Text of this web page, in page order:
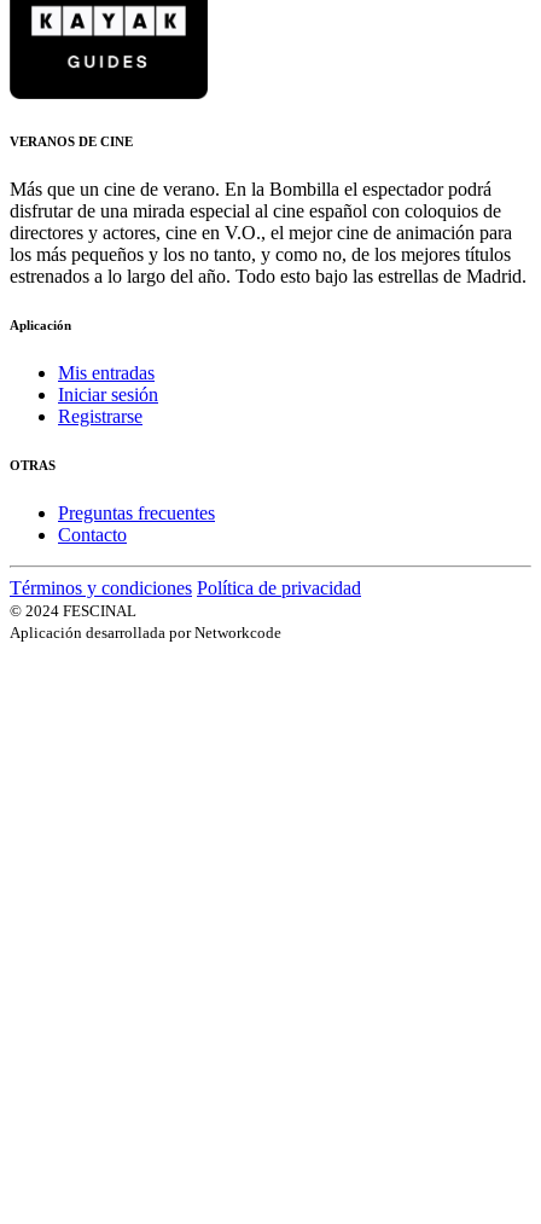
VERANOS DE CINE
Más que un cine de verano. En la Bombilla el espectador podrá
disfrutar de una mirada especial al cine español con coloquios de
directores y actores, cine en V.O., el mejor cine de animación para
los más pequeños y los no tanto, y como no, de los mejores títulos
estrenados a lo largo del año. Todo esto bajo las estrellas de Madrid.
Aplicación
Mis entradas
Iniciar sesión
Registrarse
OTRAS
Preguntas frecuentes
Contacto
Términos y condiciones Política de privacidad
© 2024 FESCINAL
Aplicación desarrollada por Networkcode